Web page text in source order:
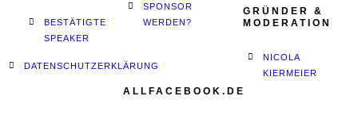
BESTÄTIGTE
SPEAKER
DATENSCHUTZERKLÄRUNG
SPONSOR
WERDEN?
ALLFACEBOOK.DE
GRÜNDER &
MODERATION
NICOLA
KIERMEIER